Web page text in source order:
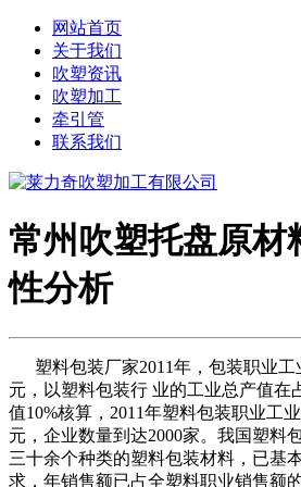
网站首页
关于我们
吹塑资讯
吹塑加工
牵引管
联系我们
常州吹塑托盘原材
性分析
塑料包装厂家2011年，包装职业工
元，以塑料包装行 业的工业总产值在
值10%核算，2011年塑料包装职业工
元，企业数量到达2000家。我国塑料
三十余个种类的塑料包装材料，已基
求，年销售额已占全塑料职业销售额